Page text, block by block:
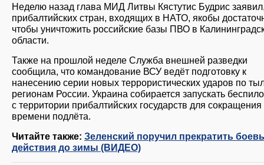
Неделю назад глава МИД Литвы Кястутис Будрис
прибалтийских стран, входящих в НАТО, якобы
чтобы уничтожить российские базы ПВО в
области.
Также на прошлой неделе Служба внешней разведки
сообщила, что командование ВСУ ведёт подготовку к
нанесению серии новых террористических ударов по
регионам России. Украина собирается запускать
с территории прибалтийских государств для сокращения
времени подлёта.
Читайте также: Зеленский поручил прекратить
действия до зимы (ВИДЕО)